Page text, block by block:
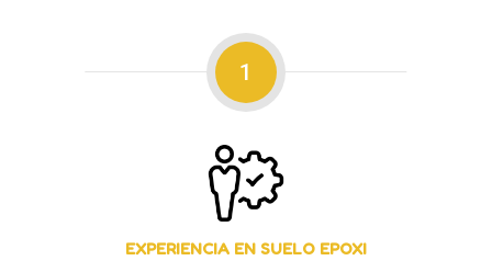
1
EXPERIENCIA EN SUELO EPOXI